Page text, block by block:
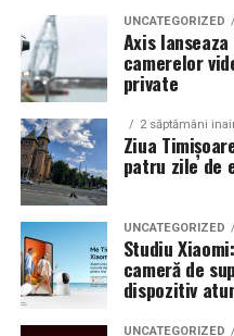
In acest context,
echilibru intre aspect si
opteaza pentru anvelope
care pot fi folosite si in
indiferent de vreme sau
De ce conteaza tipul de
Cluj
Clujul este un oras in care
iar drumurile din
cat si trasee montane sau
UNCATEGORIZED
Axis
camerelor
private
2 săptămâni
Ziua
patru zile de
UNCATEGORIZED
Studiu
cameră de
dispozitiv
UNCATEGORIZED